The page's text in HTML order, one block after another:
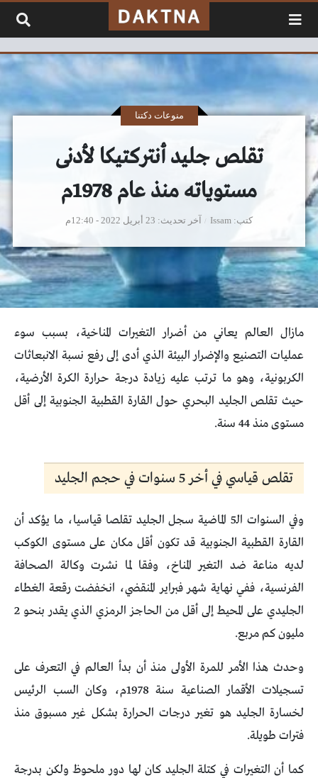
تقلص جليد أنتركتيكا لأدنى
مستوياته منذ عام 1978م
كتب Issam
منوعات دكتنا
آخر تحديث 23 أبريل 2022 - 12:40م
مازال العالم يعاني من أضرار التغيرات المناخية، بسبب سوء
عمليات التصنيع والإضرار البيئة الذي أدى إلى رفع نسبة الانبعاثات
الكربونية، وهو ما ترتب عليه زيادة درجة حرارة الكرة الأرضية،
حيث تقلص الجليد البحري حول القارة القطبية الجنوبية إلى أقل
مستوى منذ 44 سنة.
تقلص قياسي في أخر 5 سنوات في حجم الجليد
وفي السنوات الـ5 الماضية سجل الجليد تقلصا قياسيا، ما يؤكد أن
القارة القطبية الجنوبية قد تكون أقل مكان على مستوى الكوكب
لديه مناعة ضد التغير المناخ، وفقا لما نشرت وكالة الصحافة
الفرنسية، ففي نهاية شهر فبراير المنقضي، انخفضت رقعة الغطاء
الجليدي على المحيط إلى أقل من الحاجز الرمزي الذي يقدر بنحو 2
مليون كم مربع.
وحدث هذا الأمر للمرة الأولى منذ أن بدأ العالم في التعرف على
تسجيلات الأقمار الصناعية سنة 1978م، وكان السب الرئيس
لخسارة الجليد هو تغير درجات الحرارة بشكل غير مسبوق منذ
فترات طويلة.
كما أن التغيرات في كتلة الجليد كان لها دور ملحوظ ولكن بدرجة